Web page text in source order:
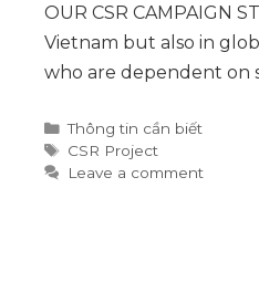
OUR CSR CAMPAIGN
Vietnam but also in
who are dependent on
Categories
Thông tin cần biết
Tags
CSR Project
Leave a comment